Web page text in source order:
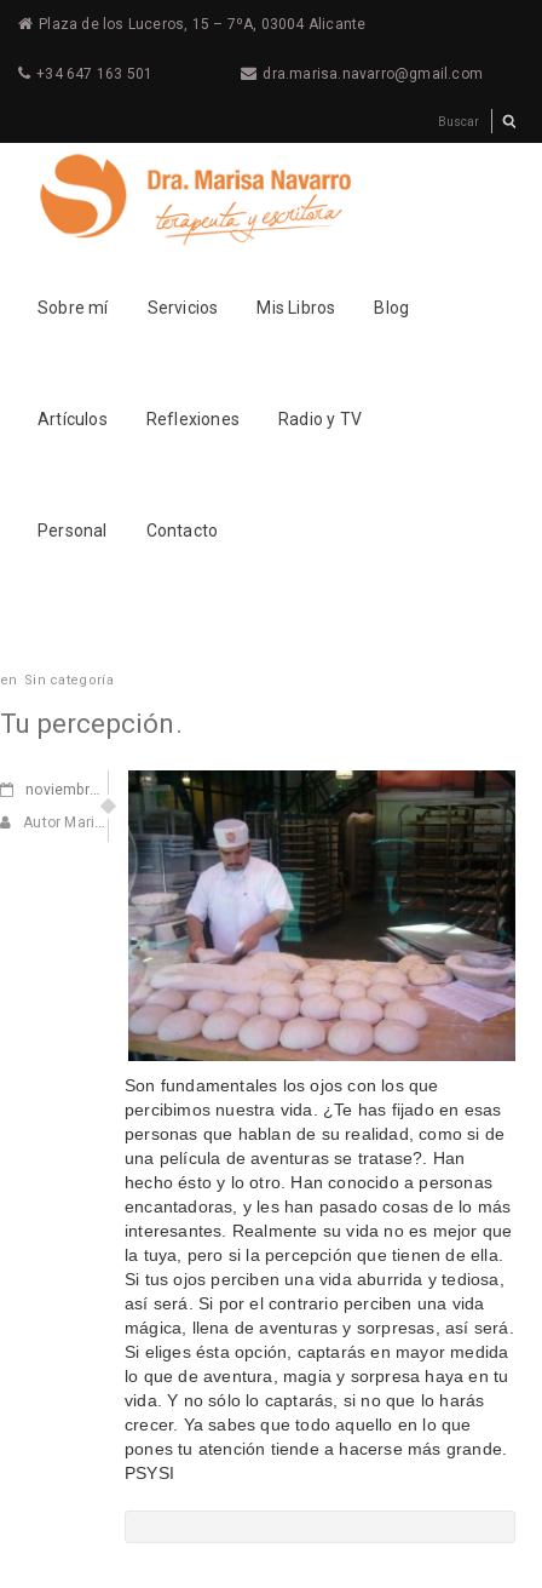
Plaza de los Luceros, 15 – 7ºA, 03004 Alicante
+34 647 163 501 dra.marisa.navarro@gmail.com
Sobre mí Servicios Mis Libros Blog
Artículos Reflexiones Radio y TV
Personal Contacto
en Sin categoría
Tu percepción.
noviembre 05, 2010
Autor Marisa Navarro
Son fundamentales los ojos con los que
percibimos nuestra vida. ¿Te has fijado en esas
personas que hablan de su realidad, como si de
una película de aventuras se tratase?. Han
hecho ésto y lo otro. Han conocido a personas
encantadoras, y les han pasado cosas de lo más
interesantes. Realmente su vida no es mejor que
la tuya, pero si la percepción que tienen de ella.
Si tus ojos perciben una vida aburrida y tediosa,
así será. Si por el contrario perciben una vida
mágica, llena de aventuras y sorpresas, así será.
Si eliges ésta opción, captarás en mayor medida
lo que de aventura, magia y sorpresa haya en tu
vida. Y no sólo lo captarás, si no que lo harás
crecer. Ya sabes que todo aquello en lo que
pones tu atención tiende a hacerse más grande.
PSYSI